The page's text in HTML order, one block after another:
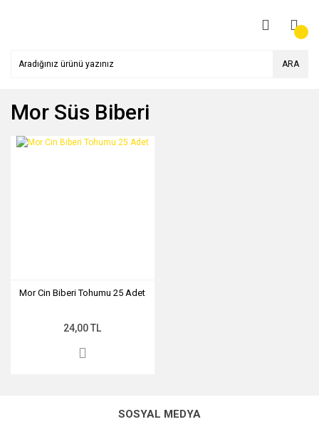
ARA
Mor Süs Biberi
Mor Cin Biberi Tohumu 25 Adet
24,00 TL
SOSYAL MEDYA